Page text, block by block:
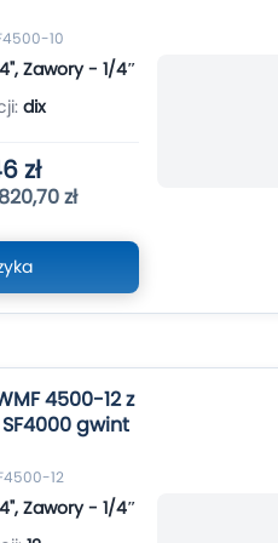
10
Zawory - 1/4″
dix
zł
zł
4500-12 z
gwint
12
Zawory - 1/4″